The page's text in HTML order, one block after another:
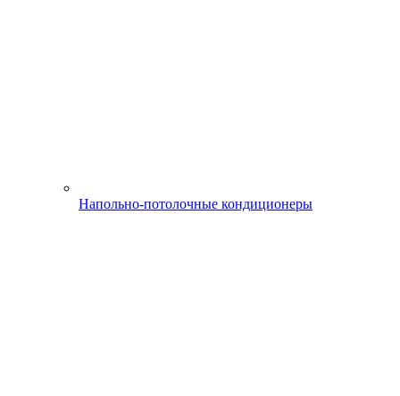
Напольно-потолочные кондиционеры